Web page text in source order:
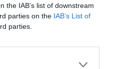
the IAB’s list of downstream
parties on the IAB’s List of
parties.